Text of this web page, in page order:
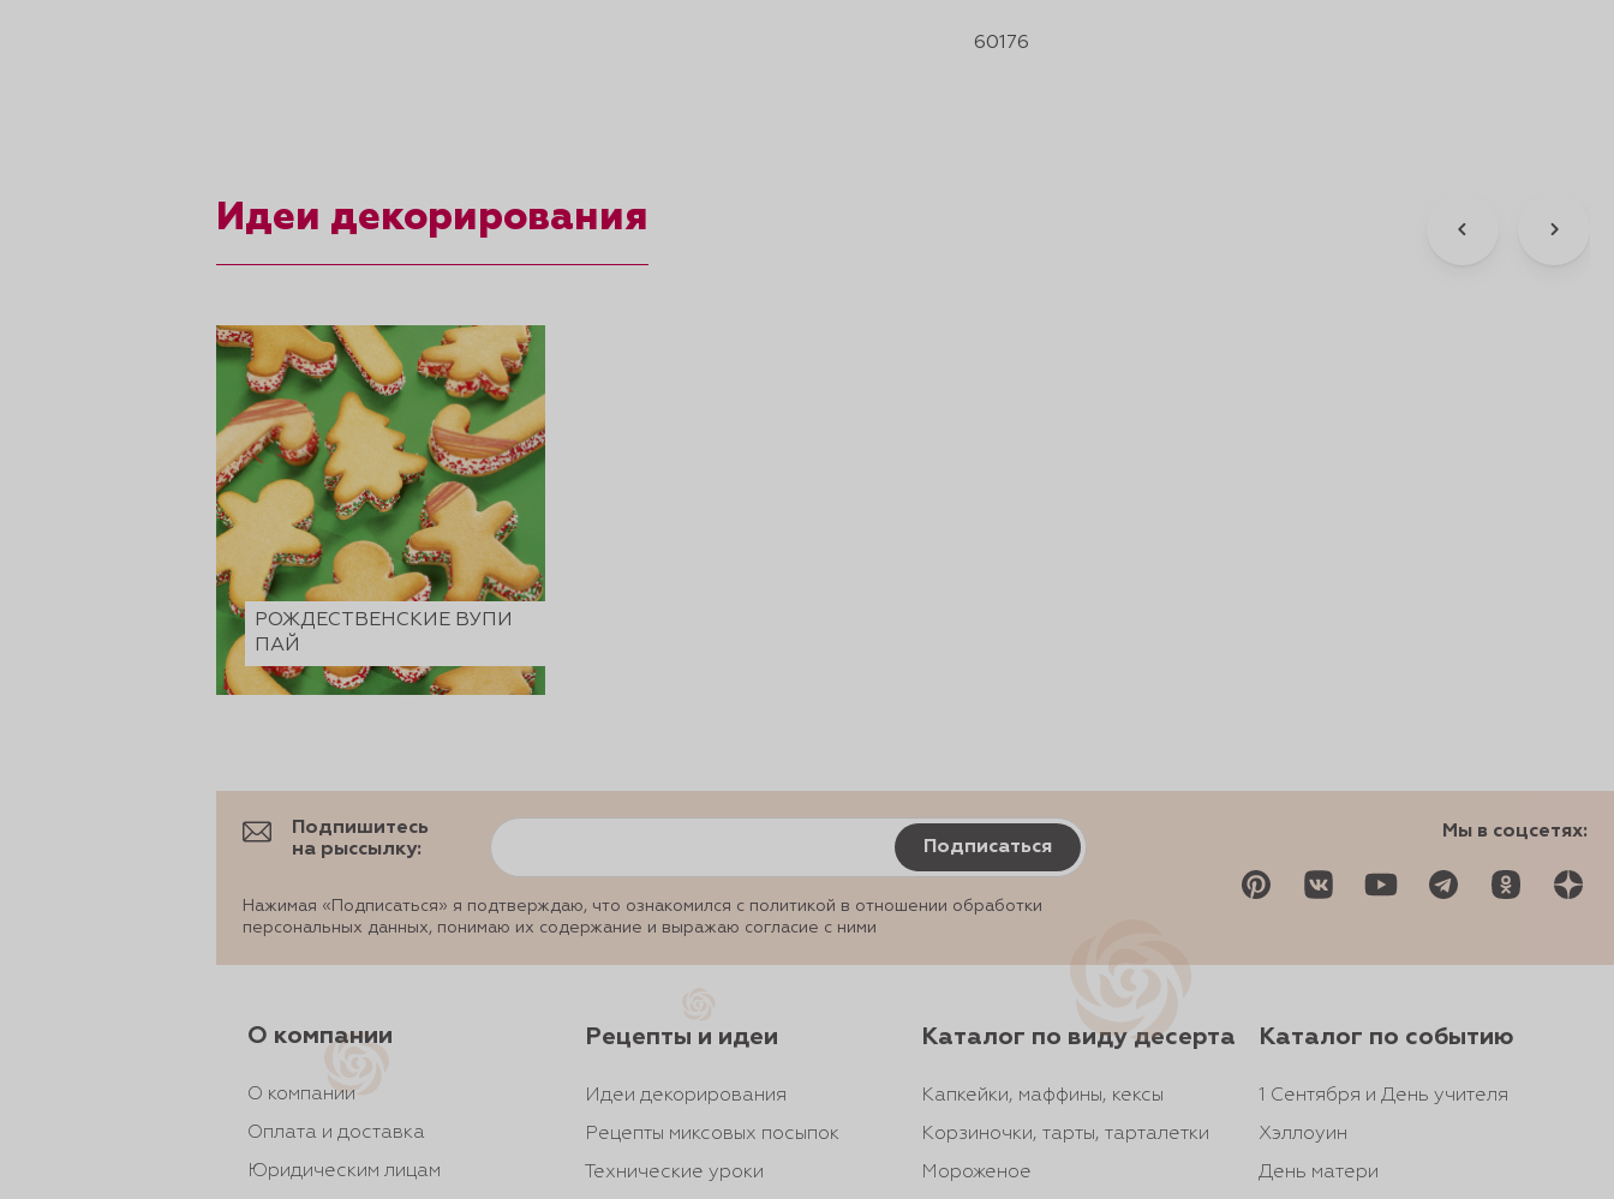
60176
Идеи декорирования
РОЖДЕСТВЕНСКИЕ ВУПИ
ПАЙ
Подпишитесь
на рыссылку:
Подписаться
Нажимая «Подписаться» я подтверждаю, что ознакомился с политикой в отношении обработки
персональных данных, понимаю их содержание и выражаю согласие с ними
Мы в соцсетях:
О компании
О компании
Оплата и доставка
Юридическим лицам
Рецепты и идеи
Идеи декорирования
Рецепты миксовых посыпок
Технические уроки
Каталог по виду десерта
Капкейки, маффины, кексы
Корзиночки, тарты, тарталетки
Мороженое
Каталог по событию
1 Сентября и День учителя
Хэллоуин
День матери